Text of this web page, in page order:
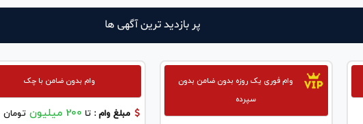
پر بازدید ترین آگهی ها
وام فوری یک روزه بدون ضامن بدون
سپرده
وام بدون ضامن با چک
مبلغ وام : تا 200 میلیون تومان